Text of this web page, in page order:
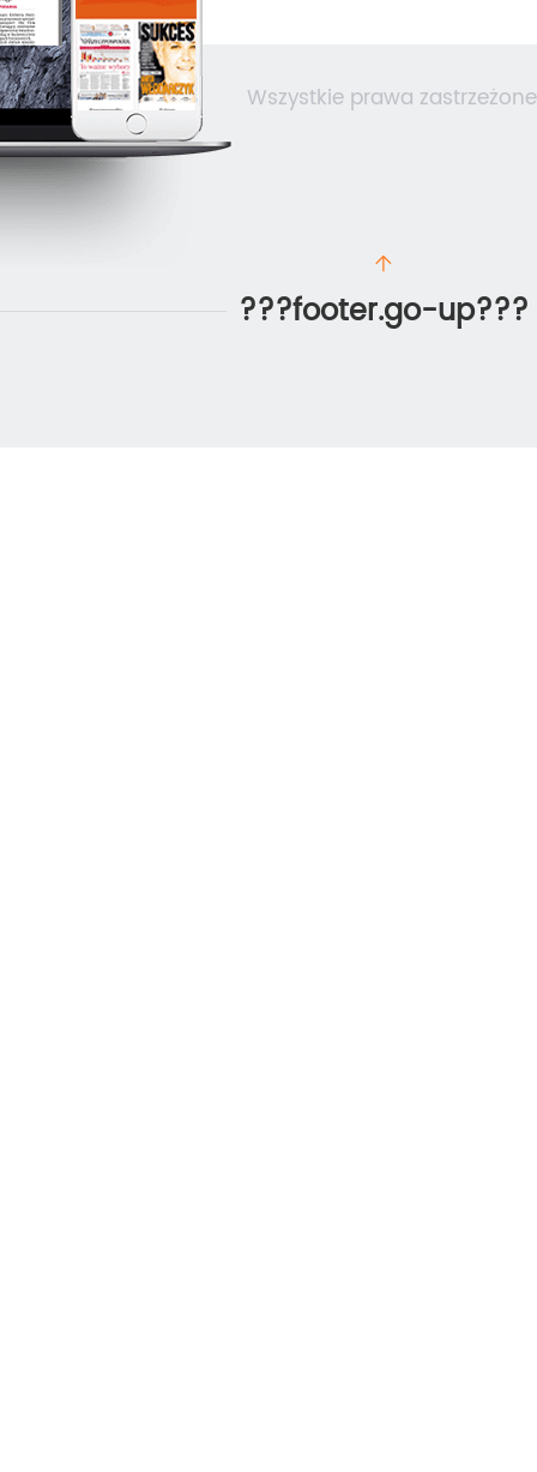
Wszystkie prawa
???footer.go-up???